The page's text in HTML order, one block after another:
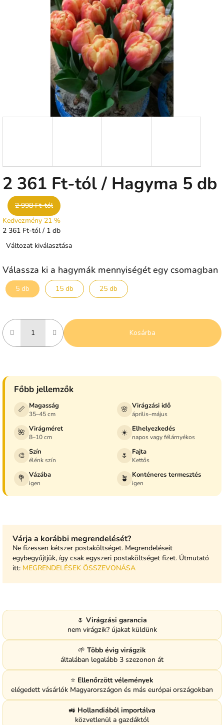
2 361 Ft-tól/ Hagyma 5 db
2 998 Ft-tól
Kedvezmény 21 %
Egységár:
2 361 Ft-tól / 1 db
Változat kiválasztása
Válassza ki a hagymák mennyiségét egy csomagban
5 db 15 db 25 db
Kosárba
Főbb jellemzők
📏 Magasság
35–45 cm 🌸 Virágzási idő
április–május
🌺 Virágméret
8–10 cm ☀️ Elhelyezkedés
napos vagy félárnyékos
🎨 Szín
élénk szín 🌷 Fajta
Kettős
💐 Vázába
igen 🪴 Konténeres termesztés
igen
Várja a korábbi megrendelését?
Ne fizessen kétszer postaköltséget. Megrendeléseit
egybegyűjtjük, így csak egyszeri postaköltséget fizet. Útmutató
itt: MEGRENDELÉSEK ÖSSZEVONÁSA
🌷 Virágzási garancia
nem virágzik? újakat küldünk
🌱 Több évig virágzik
általában legalább 3 szezonon át
⭐ Ellenőrzött vélemények
elégedett vásárlók Magyarországon és más európai országokban
🚜 Hollandiából importálva
közvetlenül a gazdáktól